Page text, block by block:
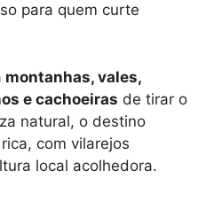
para quem curte
montanhas, vales,
e cachoeiras de tirar o
natural, o destino
com vilarejos
local acolhedora.